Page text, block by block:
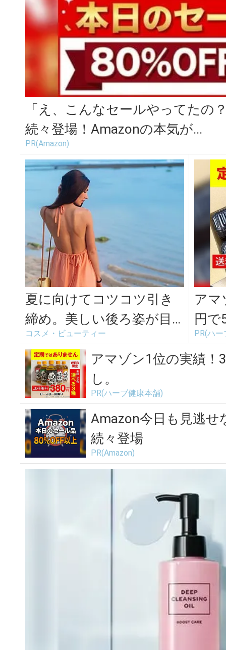
「え、こんなセールやってたの
続々登場！Amazonの本気が...
PR(Amazon)
夏に向けてコツコツ引き
締め。美しい後ろ姿が目
指せる背中のエクササイ
ズ＜3選＞
コスメ・ビューティー
アマ
円で
PR(ハ
アマゾン1位の実績！
し。
PR(ハーブ健康本舗)
Amazon今日も見逃せ
続々登場
PR(Amazon)